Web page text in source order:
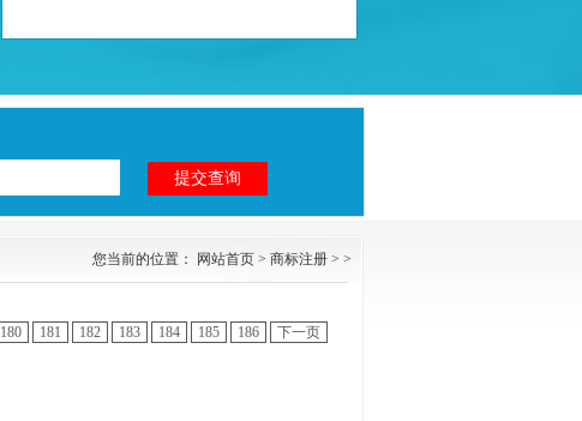
您当前的位置： 网站首页 > 商标注册 > >
180 181 182 183 184 185 186 下一页